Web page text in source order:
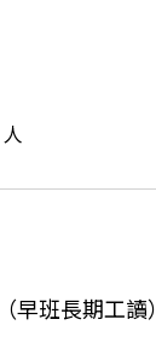
班長期工讀）